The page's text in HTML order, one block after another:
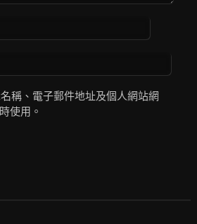
稱、電子郵件地址及個人網站網
使用。